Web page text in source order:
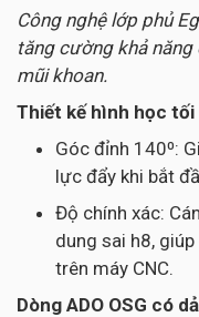
Công nghệ lớp phủ
tăng cường khả
mũi khoan.
Thiết kế hình học tối
Góc đỉnh 140⁰:
lực đẩy khi bắt
Độ chính xác: Cán
dung sai h8,
trên máy CNC.
Dòng ADO OSG có